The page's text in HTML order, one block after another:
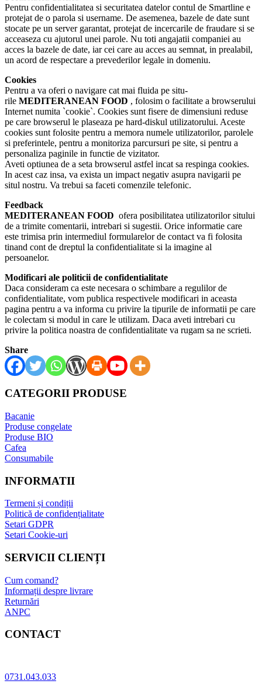
Pentru confidentialitatea si securitatea datelor contul de Smartline e
protejat de o parola si username. De asemenea, bazele de date sunt
stocate pe un server garantat, protejat de incercarile de fraudare si se
acceaseza cu ajutorul unei parole. Nu toti angajatii companiei au
acces la bazele de date, iar cei care au acces au semnat, in prealabil,
un acord de respectare a prevederilor legale in domeniu.
Cookies
Pentru a va oferi o navigare cat mai fluida pe situ-
rile MEDITERANEAN FOOD , folosim o facilitate a browserului
Internet numita `cookie`. Cookies sunt fisere de dimensiuni reduse
pe care browserul le plaseaza pe hard-diskul utilizatorului. Aceste
cookies sunt folosite pentru a memora numele utilizatorilor, parolele
si preferintele, pentru a monitoriza parcursuri pe site, si pentru a
personaliza paginile in functie de vizitator.
Aveti optiunea de a seta browserul astfel incat sa respinga cookies.
In acest caz insa, va exista un impact negativ asupra navigarii pe
situl nostru. Va trebui sa faceti comenzile telefonic.
Feedback
MEDITERANEAN FOOD ofera posibilitatea utilizatorilor sitului
de a trimite comentarii, intrebari si sugestii. Orice informatie care
este trimisa prin intermediul formularelor de contact va fi folosita
tinand cont de dreptul la confidentialitate si la imagine al
persoanelor.
Modificari ale politicii de confidentialitate
Daca consideram ca este necesara o schimbare a regulilor de
confidentialitate, vom publica respectivele modificari in aceasta
pagina pentru a va informa cu privire la tipurile de informatii pe care
le colectam si modul in care le utilizam. Daca aveti intrebari cu
privire la politica noastra de confidentialitate va rugam sa ne scrieti.
Share
CATEGORII PRODUSE
Bacanie
Produse congelate
Produse BIO
Cafea
Consumabile
INFORMATII
Termeni și condiții
Politică de confidențialitate
Setari GDPR
Setari Cookie-uri
SERVICII CLIENȚI
Cum comand?
Informații despre livrare
Returnări
ANPC
CONTACT
0731.043.033